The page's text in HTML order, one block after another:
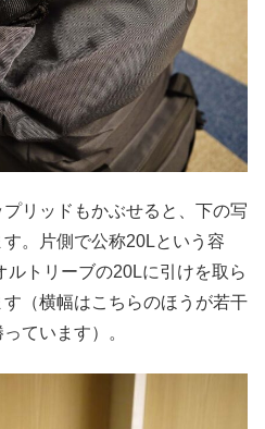
リッドもかぶせると、下の写
。片側で公称20Lという容
ルトリーブの20Lに引けを取ら
（横幅はこちらのほうが若干
ています）。